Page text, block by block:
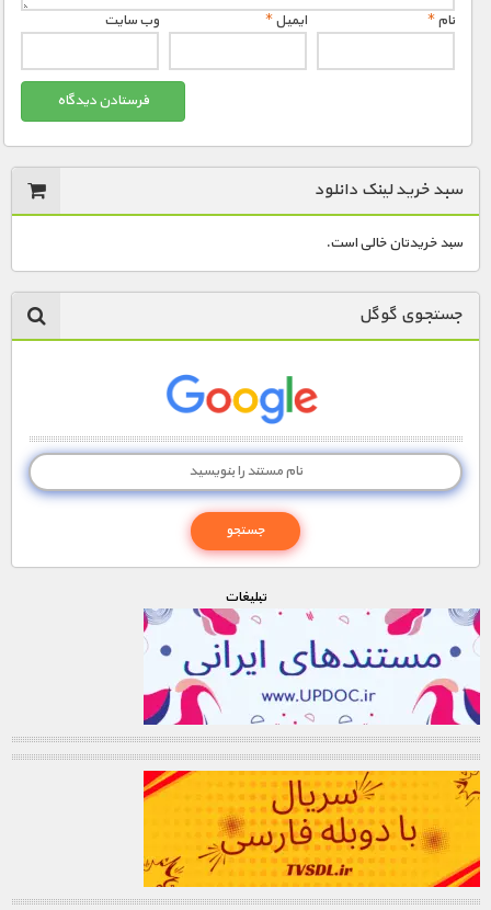
نام* ایمیل* وب‌ سایت
سبد خرید لینک دانلود
سبد خریدتان خالی است.
جستجوی گوگل
تبليغات